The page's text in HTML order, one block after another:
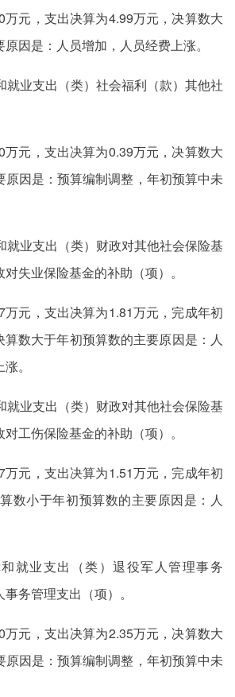
万元，支出决算为4.99万元，决算数大
因是：人员增加，人员经费上涨。
就业支出（类）社会福利（款）其他社
万元，支出决算为0.39万元，决算数大
原因是：预算编制调整，年初预算中未
就业支出（类）财政对其他社会保险基
失业保险基金的补助（项）。
万元，支出决算为1.81万元，完成年初
数大于年初预算数的主要原因是：人
。
就业支出（类）财政对其他社会保险基
工伤保险基金的补助（项）。
万元，支出决算为1.51万元，完成年初
数小于年初预算数的主要原因是：人
就业支出（类）退役军人管理事务
事务管理支出（项）。
万元，支出决算为2.35万元，决算数大
原因是：预算编制调整，年初预算中未